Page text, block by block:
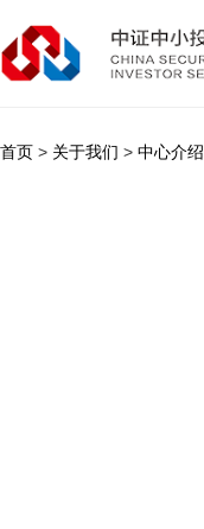
首页 > 关于我们 > 中心介绍